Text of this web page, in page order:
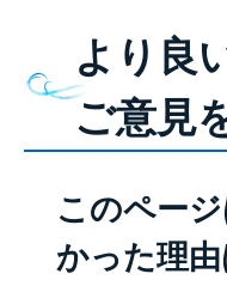
より良
ご意見
このペー
かった理